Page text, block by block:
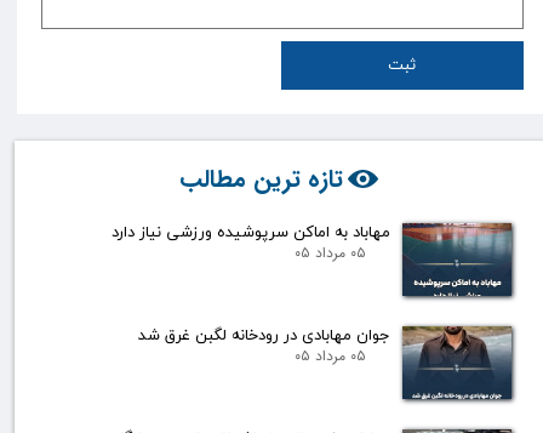
تازه ترین مطالب
مهاباد به اماکن سرپوشیده ورزشی نیاز دارد
۰۵ مرداد ۰۵
جوان مهابادی در رودخانه لگبن غرق شد
۰۵ مرداد ۰۵
ثبت